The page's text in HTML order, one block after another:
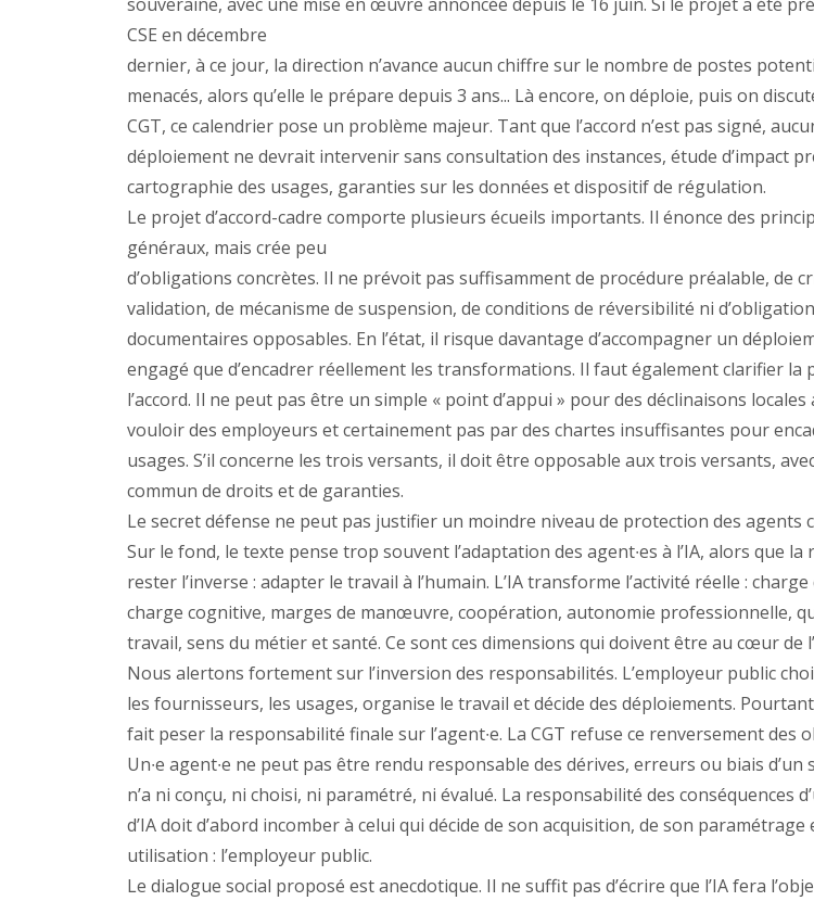
CSE en décembre
dernier, à ce jour, la direction n’avance aucun chiffre sur le nombre de postes
menacés, alors qu’elle le prépare depuis 3 ans... Là encore, on déploie, puis on
CGT, ce calendrier pose un problème majeur. Tant que l’accord n’est pas signé,
déploiement ne devrait intervenir sans consultation des instances, étude d’impact
cartographie des usages, garanties sur les données et dispositif de régulation.
Le projet d’accord-cadre comporte plusieurs écueils importants. Il énonce des
généraux, mais crée peu
d’obligations concrètes. Il ne prévoit pas suffisamment de procédure préalable, de
validation, de mécanisme de suspension, de conditions de réversibilité ni
documentaires opposables. En l’état, il risque davantage d’accompagner un
engagé que d’encadrer réellement les transformations. Il faut également clarifier la
l’accord. Il ne peut pas être un simple « point d’appui » pour des déclinaisons locales
vouloir des employeurs et certainement pas par des chartes insuffisantes pour
usages. S’il concerne les trois versants, il doit être opposable aux trois versants,
commun de droits et de garanties.
Le secret défense ne peut pas justifier un moindre niveau de protection des agents
Sur le fond, le texte pense trop souvent l’adaptation des agent∙es à l’IA, alors que la
rester l’inverse : adapter le travail à l’humain. L’IA transforme l’activité réelle :
charge cognitive, marges de manœuvre, coopération, autonomie professionnelle,
travail, sens du métier et santé. Ce sont ces dimensions qui doivent être au cœur de
Nous alertons fortement sur l’inversion des responsabilités. L’employeur public
les fournisseurs, les usages, organise le travail et décide des déploiements.
fait peser la responsabilité finale sur l’agent∙e. La CGT refuse ce renversement des
Un∙e agent∙e ne peut pas être rendu responsable des dérives, erreurs ou biais d’un
n’a ni conçu, ni choisi, ni paramétré, ni évalué. La responsabilité des conséquences
d’IA doit d’abord incomber à celui qui décide de son acquisition, de son paramétrage
utilisation : l’employeur public.
Le dialogue social proposé est anecdotique. Il ne suffit pas d’écrire que l’IA fera